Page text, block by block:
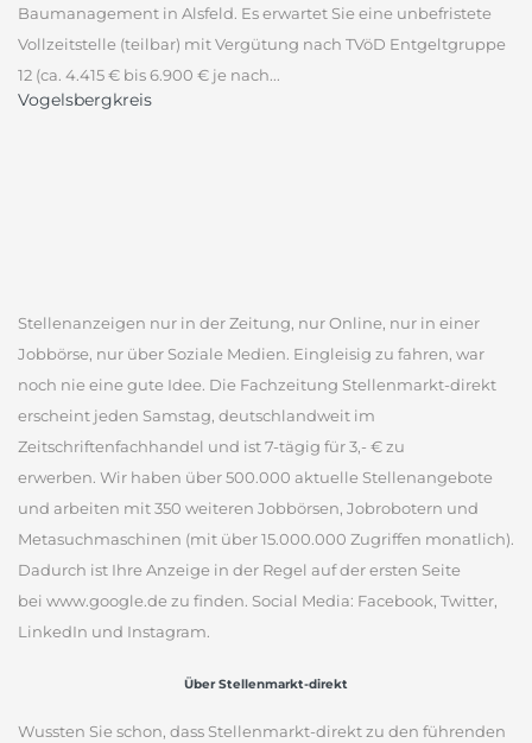
Baumanagement in Alsfeld. Es erwartet Sie eine unbefristete
Vollzeitstelle (teilbar) mit Vergütung nach TVöD Entgeltgruppe
12 (ca. 4.415 € bis 6.900 € je nach...
Vogelsbergkreis
Stellenanzeigen nur in der Zeitung, nur Online, nur in einer
Jobbörse, nur über Soziale Medien. Eingleisig zu fahren, war
noch nie eine gute Idee. Die Fachzeitung Stellenmarkt-direkt
erscheint jeden Samstag, deutschlandweit im
Zeitschriftenfachhandel und ist 7-tägig für 3,- € zu
erwerben. Wir haben über 500.000 aktuelle Stellenangebote
und arbeiten mit 350 weiteren Jobbörsen, Jobrobotern und
Metasuchmaschinen (mit über 15.000.000 Zugriffen monatlich).
Dadurch ist Ihre Anzeige in der Regel auf der ersten Seite
bei www.google.de zu finden. Social Media: Facebook, Twitter,
LinkedIn und Instagram.
Über Stellenmarkt-direkt
Wussten Sie schon, dass Stellenmarkt-direkt zu den führenden